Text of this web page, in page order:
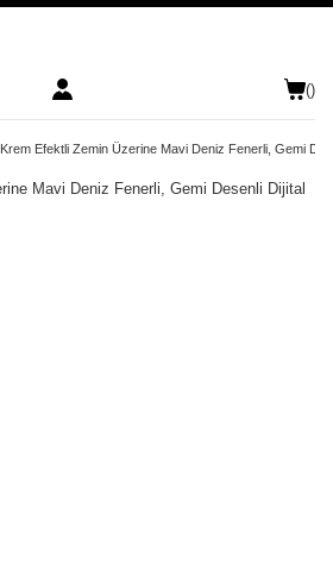
()
Krem Efektli Zemin Üzerine Mavi Deniz Fenerli, Gemi